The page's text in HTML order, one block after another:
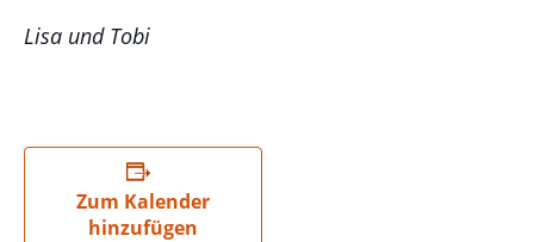
Lisa und Tobi
Zum Kalender
hinzufügen